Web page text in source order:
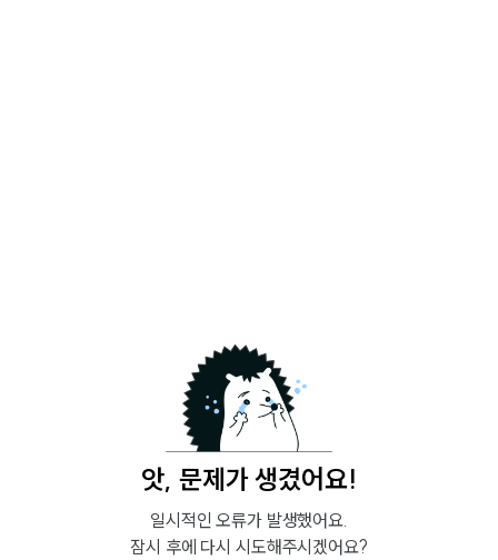
앗, 문제가 생겼어요!
일시적인 오류가 발생했어요.
잠시 후에 다시 시도해주시겠어요?